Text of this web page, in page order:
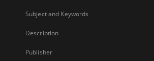
Subject and Keywords
Description
Publisher